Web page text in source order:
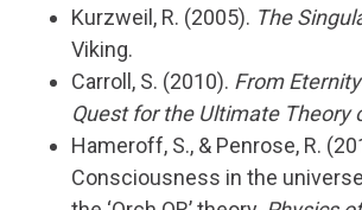
Kurzweil, R. (2005). The
Viking.
Carroll, S. (2010). From
Quest for the Ultimate Theory
Hameroff, S., & Penrose, R.
Consciousness in the